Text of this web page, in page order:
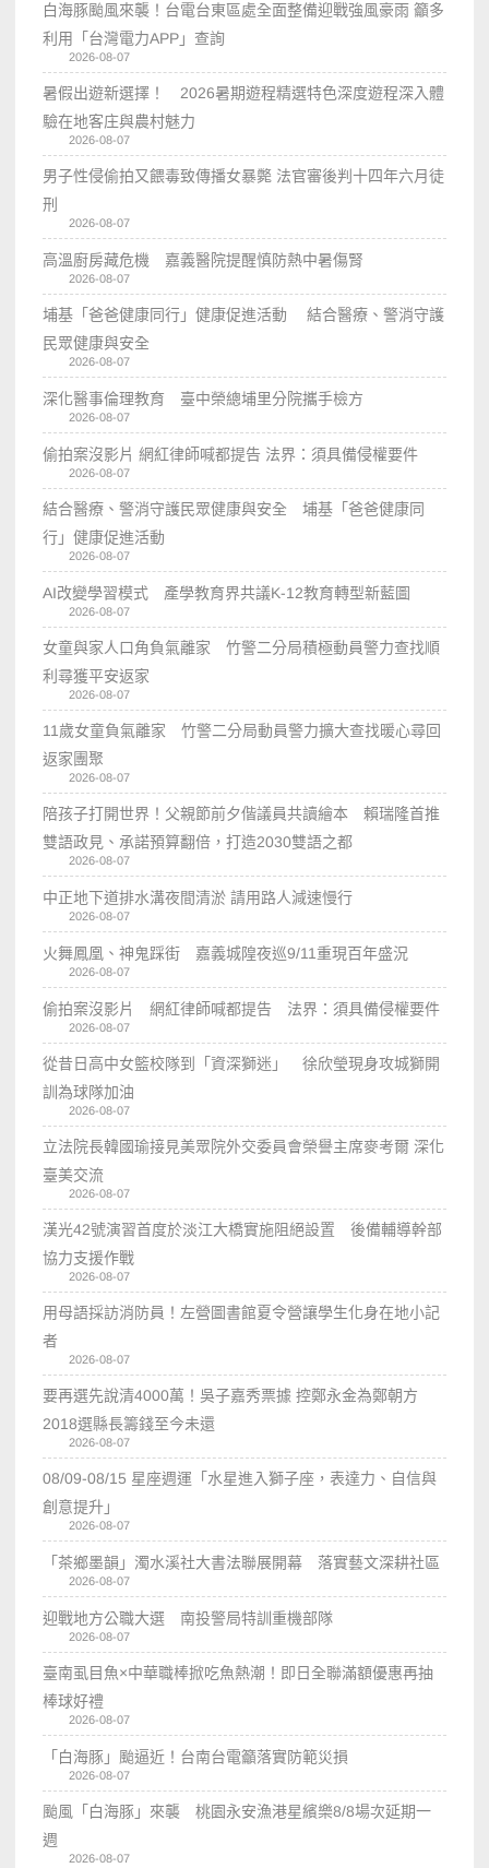
白海豚颱風來襲！台電台東區處全面整備迎戰強風豪雨 籲多
利用「台灣電力APP」查詢
2026-08-07
暑假出遊新選擇！ 2026暑期遊程精選特色深度遊程深入體
驗在地客庄與農村魅力
2026-08-07
男子性侵偷拍又餵毒致傳播女暴斃 法官審後判十四年六月徒
刑
2026-08-07
高溫廚房藏危機 嘉義醫院提醒慎防熱中暑傷腎
2026-08-07
埔基「爸爸健康同行」健康促進活動 結合醫療、警消守護
民眾健康與安全
2026-08-07
深化醫事倫理教育 臺中榮總埔里分院攜手檢方
2026-08-07
偷拍案沒影片 網紅律師喊都提告 法界：須具備侵權要件
2026-08-07
結合醫療、警消守護民眾健康與安全 埔基「爸爸健康同
行」健康促進活動
2026-08-07
AI改變學習模式 產學教育界共議K-12教育轉型新藍圖
2026-08-07
女童與家人口角負氣離家 竹警二分局積極動員警力查找順
利尋獲平安返家
2026-08-07
11歲女童負氣離家 竹警二分局動員警力擴大查找暖心尋回
返家團聚
2026-08-07
陪孩子打開世界！父親節前夕偕議員共讀繪本 賴瑞隆首推
雙語政見、承諾預算翻倍，打造2030雙語之都
2026-08-07
中正地下道排水溝夜間清淤 請用路人減速慢行
2026-08-07
火舞鳳凰、神鬼踩街 嘉義城隍夜巡9/11重現百年盛況
2026-08-07
偷拍案沒影片 網紅律師喊都提告 法界：須具備侵權要件
2026-08-07
從昔日高中女籃校隊到「資深獅迷」 徐欣瑩現身攻城獅開
訓為球隊加油
2026-08-07
立法院長韓國瑜接見美眾院外交委員會榮譽主席麥考爾 深化
臺美交流
2026-08-07
漢光42號演習首度於淡江大橋實施阻絕設置 後備輔導幹部
協力支援作戰
2026-08-07
用母語採訪消防員！左營圖書館夏令營讓學生化身在地小記
者
2026-08-07
要再選先說清4000萬！吳子嘉秀票據 控鄭永金為鄭朝方
2018選縣長籌錢至今未還
2026-08-07
08/09-08/15 星座週運「水星進入獅子座，表達力、自信與
創意提升」
2026-08-07
「茶鄉墨韻」濁水溪社大書法聯展開幕 落實藝文深耕社區
2026-08-07
迎戰地方公職大選 南投警局特訓重機部隊
2026-08-07
臺南虱目魚×中華職棒掀吃魚熱潮！即日全聯滿額優惠再抽
棒球好禮
2026-08-07
「白海豚」颱逼近！台南台電籲落實防範災損
2026-08-07
颱風「白海豚」來襲 桃園永安漁港星繽樂8/8場次延期一
週
2026-08-07